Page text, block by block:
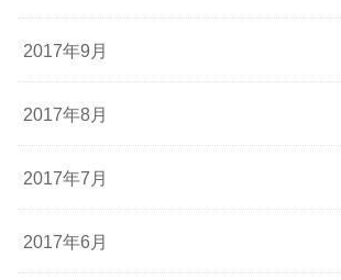
2017年9月
2017年8月
2017年7月
2017年6月